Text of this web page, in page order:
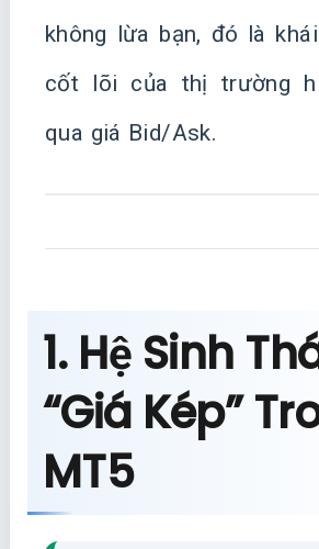
không lừa bạn, đó là
cốt lõi của thị trường
qua giá Bid/Ask.
1. Hệ Sinh
“Giá Kép”
MT5